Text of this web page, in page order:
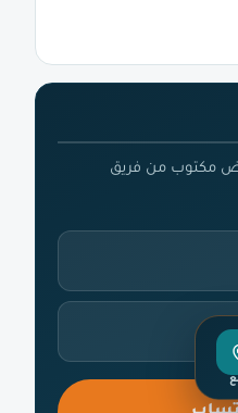
مكتوب من فريق